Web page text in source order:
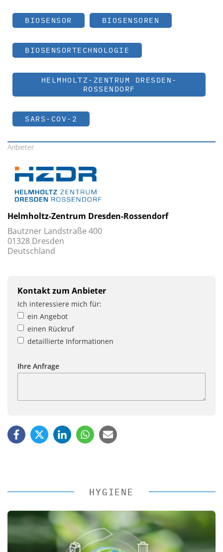
BIOSENSOR BIOSENSOREN
BIOSENSORTECHNOLOGIE
HELMHOLTZ-ZENTRUM DRESDEN-
ROSSENDORF
SARS-COV-2
Anbieter
Helmholtz-Zentrum Dresden-Rossendorf
Bautzner Landstraße 400
01328 Dresden
Deutschland
Kontakt zum Anbieter
Ich interessiere mich für:
ein Angebot
einen Rückruf
detaillierte Informationen
Ihre Anfrage
HYGIENE